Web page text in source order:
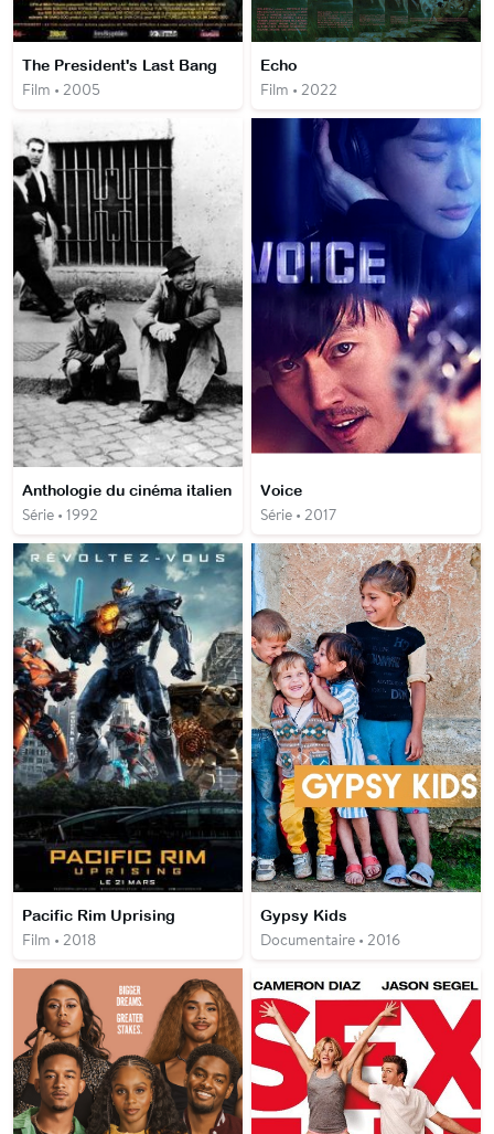
The President's Last Bang
Film • 2005
Echo
Film • 2022
Anthologie du cinéma italien
Série • 1992
Voice
Série • 2017
Pacific Rim Uprising
Film • 2018
Gypsy Kids
Documentaire • 2016